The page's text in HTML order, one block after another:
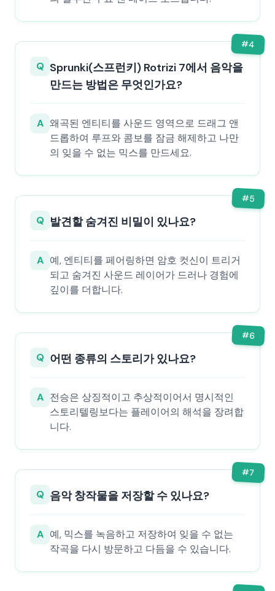
#4
Q Sprunki(스프런키) Rotrizi 7에서 음악을
만드는 방법은 무엇인가요?
A 왜곡된 엔티티를 사운드 영역으로 드래그 앤
드롭하여 루프와 콤보를 잠금 해제하고 나만
의 잊을 수 없는 믹스를 만드세요.
#5
Q 발견할 숨겨진 비밀이 있나요?
A 예, 엔티티를 페어링하면 암호 컷신이 트리거
되고 숨겨진 사운드 레이어가 드러나 경험에
깊이를 더합니다.
#6
Q 어떤 종류의 스토리가 있나요?
A 전승은 상징적이고 추상적이어서 명시적인
스토리텔링보다는 플레이어의 해석을 장려합
니다.
#7
Q 음악 창작물을 저장할 수 있나요?
A 예, 믹스를 녹음하고 저장하여 잊을 수 없는
작곡을 다시 방문하고 다듬을 수 있습니다.